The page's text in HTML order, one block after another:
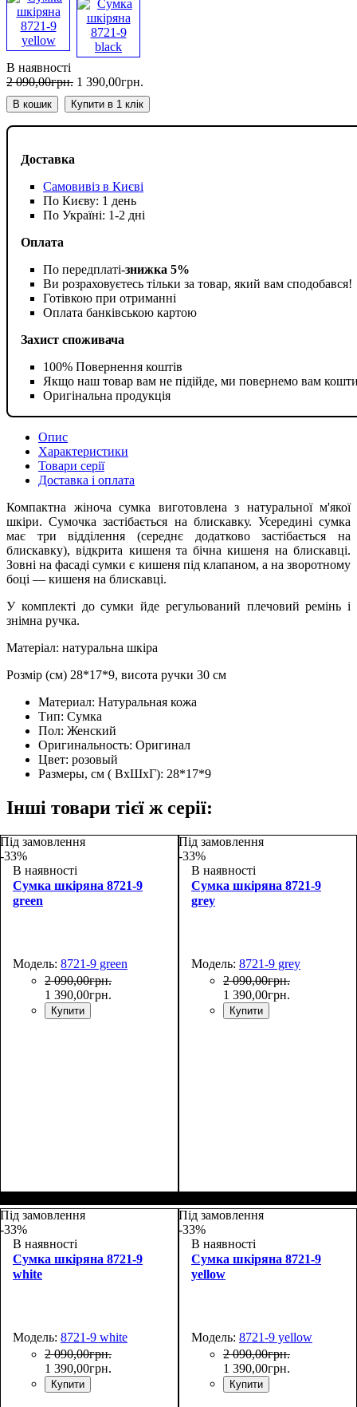
Доставка
Самовивіз в Києві
По Києву: 1 день
По Україні: 1-2 дні
Оплата
По передплаті-знижка 5%
Ви розраховуєтесь тільки за товар, який вам сподобався!
Готівкою при отриманні
Оплата банківською картою
Захист споживача
100% Повернення коштів
Якщо наш товар вам не підійде, ми повернемо вам
Оригінальна продукція
В наявності
2 090,00грн. 1 390,00грн.
В кошик Купити в 1 клік
Опис
Характеристики
Товари серії
Доставка і оплата
Компактна жіноча сумка виготовлена з натуральної м'якої
шкіри. Сумочка застібається на блискавку. Усередині сумка
має три відділення (середнє додатково застібається на
блискавку), відкрита кишеня та бічна кишеня на блискавці.
Зовні на фасаді сумки є кишеня під клапаном, а на зворотному
боці — кишеня на блискавці.
У комплекті до сумки йде регульований плечовий ремінь і
знімна ручка.
Матеріал: натуральна шкіра
Розмір (см) 28*17*9, висота ручки 30 см
Материал: Натуральная кожа
Тип: Сумка
Пол: Женский
Оригинальность: Оригинал
Цвет: розовый
Размеры, см ( ВхШхГ): 28*17*9
Інші товари тієї ж серії:
Під замовлення
-33%
В наявності
Сумка шкіряна 8721-9
green
Модель: 8721-9 green
2 090,00грн.
1 390,00грн.
Купити
28*17*9
Під замовлення
-33%
В наявності
Сумка шкіряна 8721-9
grey
Модель: 8721-9 grey
2 090,00грн.
1 390,00грн.
Купити
28*17*9
Під замовлення
-33%
В наявності
Сумка шкіряна 8721-9
white
Модель: 8721-9 white
2 090,00грн.
1 390,00грн.
Купити
Під замовлення
-33%
В наявності
Сумка шкіряна 8721-9
yellow
Модель: 8721-9 yellow
2 090,00грн.
1 390,00грн.
Купити